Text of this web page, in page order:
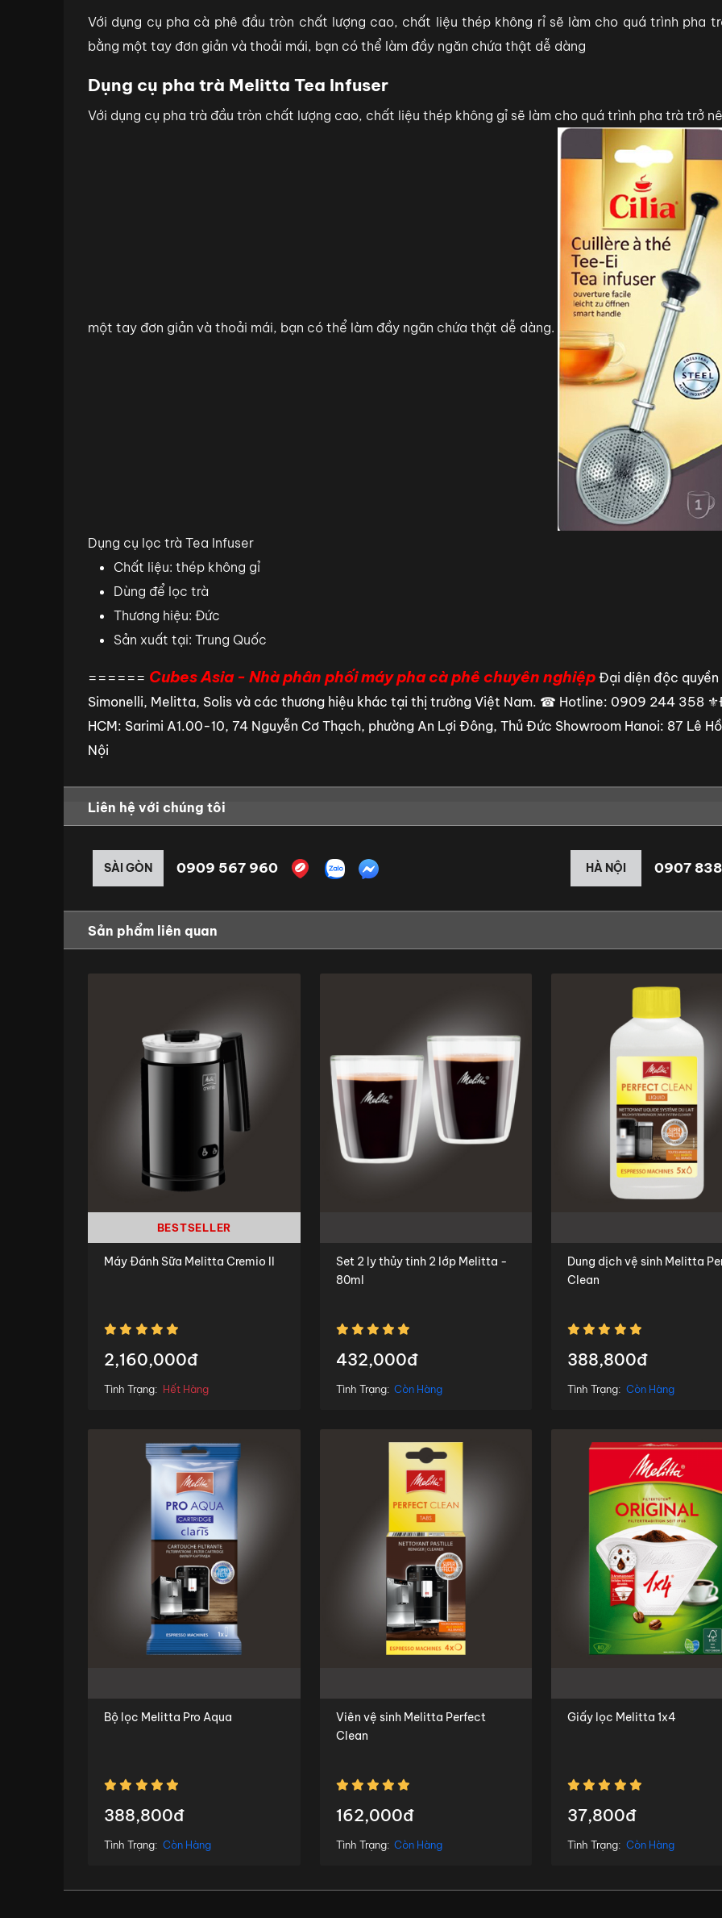
Với dụng cụ pha cà phê đầu tròn chất lượng cao, chất liệu thép không rỉ sẽ làm cho quá trình pha
bằng một tay đơn giản và thoải mái, bạn có thể làm đầy ngăn chứa thật dễ dàng
Dụng cụ pha trà Melitta Tea Infuser
Với dụng cụ pha trà đầu tròn chất lượng cao, chất liệu thép không gỉ sẽ làm cho quá trình pha trà trở
một tay đơn giản và thoải mái, bạn có thể làm đầy ngăn chứa thật dễ dàng.
Dụng cụ lọc trà Tea Infuser
Chất liệu: thép không gỉ
Dùng để lọc trà
Thương hiệu: Đức
Sản xuất tại: Trung Quốc
====== Cubes Asia - Nhà phân phối máy pha cà phê chuyên nghiệp Đại diện độc
Simonelli, Melitta, Solis và các thương hiệu khác tại thị trường Việt Nam. ☎ Hotline: 0909 244 358
HCM: Sarimi A1.00-10, 74 Nguyễn Cơ Thạch, phường An Lợi Đông, Thủ Đức Showroom Hanoi: 87 Lê
Nội
Liên hệ với chúng tôi
SÀI GÒN 0909 567 960 HÀ NỘI 0907
Sản phẩm liên quan
BESTSELLER
Máy Đánh Sữa Melitta Cremio II
2,160,000đ
Tình Trạng: Hết Hàng
Set 2 ly thủy tinh 2 lớp Melitta -
80ml
432,000đ
Tình Trạng: Còn Hàng
Dung dịch vệ sinh Melitta
Clean
388,800đ
Tình Trạng: Còn Hàng
Bộ lọc Melitta Pro Aqua
388,800đ
Tình Trạng: Còn Hàng
Viên vệ sinh Melitta Perfect
Clean
162,000đ
Tình Trạng: Còn Hàng
Giấy lọc Melitta 1x4
37,800đ
Tình Trạng: Còn Hàng